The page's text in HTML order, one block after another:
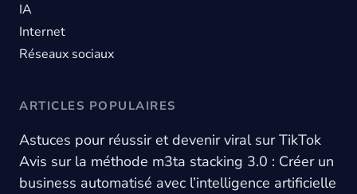
IA
Internet
Réseaux sociaux
ARTICLES POPULAIRES
Astuces pour réussir et devenir viral sur TikTok
Avis sur la méthode m3ta stacking 3.0 : Créer un
business automatisé avec l’intelligence artificielle